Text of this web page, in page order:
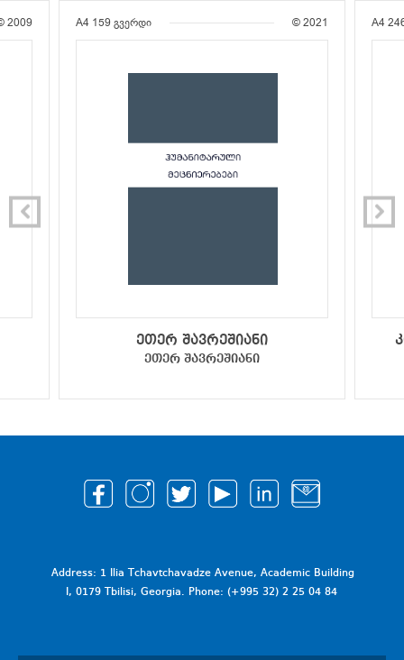
2009 A4 159 გვერდი © 2021
ეთერ შავრეშიანი
ეთერ შავრეშიანი
A4
Address: 1 Ilia Tchavtchavadze Avenue, Academic Building
I, 0179 Tbilisi, Georgia. Phone: (+995 32) 2 25 04 84